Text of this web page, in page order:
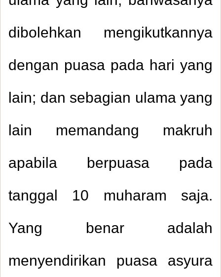
dibolehkan mengikutkannya
dengan puasa pada hari yang
lain; dan sebagian ulama yang
lain memandang makruh
apabila berpuasa pada
tanggal 10 muharam saja.
Yang benar adalah
menyendirikan puasa asyura